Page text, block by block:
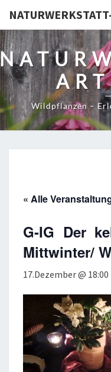
Wildpflanzen –
« Alle
G-IG Der
Mittwinter/
17.Dezember @ 18:00